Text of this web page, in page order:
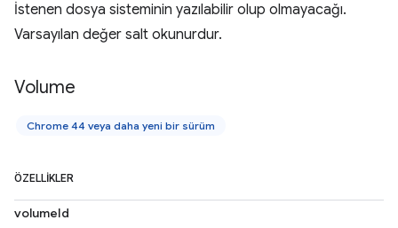
İstenen dosya sisteminin yazılabilir olup olmayacağı.
Varsayılan değer salt okunurdur.
Volume
Chrome 44 veya daha yeni bir sürüm
ÖZELLIKLER
volumeId